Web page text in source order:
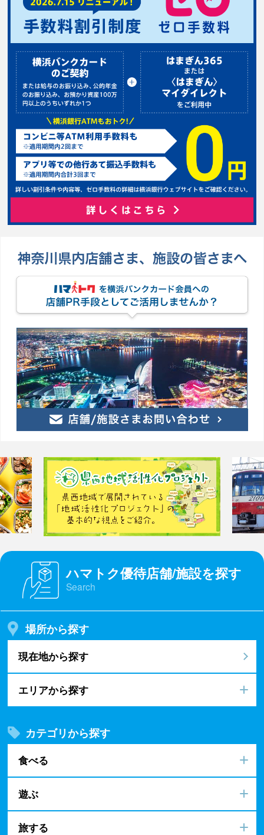
ハマトク優待店舗/施設を探す
Search
場所から探す
現在地から探す
エリアから探す
カテゴリから探す
食べる
遊ぶ
旅する